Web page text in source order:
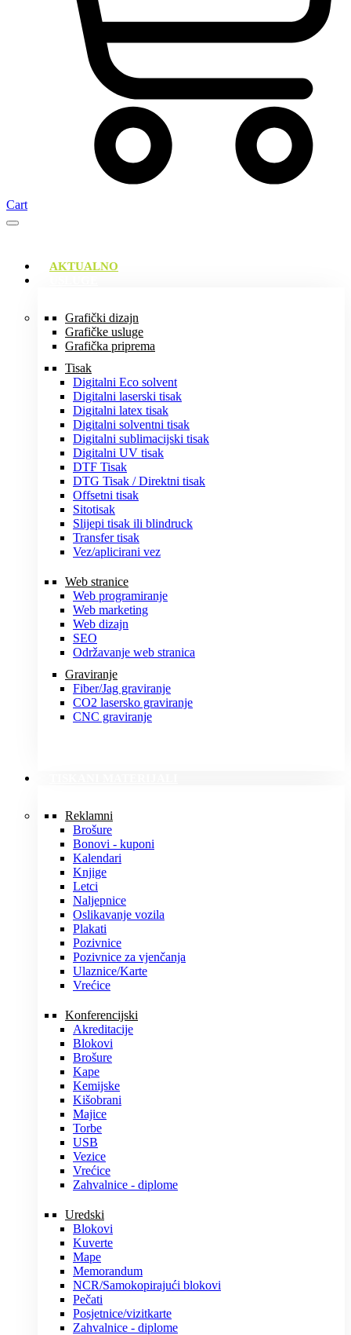
Cart
AKTUALNO
Grafički dizajn
Grafičke usluge
Grafička priprema
Tisak
Digitalni Eco solvent
Digitalni laserski tisak
Digitalni latex tisak
Digitalni solventni tisak
Digitalni sublimacijski tisak
Digitalni UV tisak
DTF Tisak
DTG Tisak / Direktni tisak
Offsetni tisak
Sitotisak
Slijepi tisak ili blindruck
Transfer tisak
Vez/aplicirani vez
Web stranice
Web programiranje
Web marketing
Web dizajn
SEO
Održavanje web stranica
Graviranje
Fiber/Jag graviranje
CO2 lasersko graviranje
CNC graviranje
Reklamni
Brošure
Bonovi - kuponi
Kalendari
Knjige
Letci
Naljepnice
Oslikavanje vozila
Plakati
Pozivnice
Pozivnice za vjenčanja
Ulaznice/Karte
Vrećice
Konferencijski
Akreditacije
Blokovi
Brošure
Kape
Kemijske
Kišobrani
Majice
Torbe
USB
Vezice
Vrećice
Zahvalnice - diplome
Uredski
Blokovi
Kuverte
Mape
Memorandum
NCR/Samokopirajući blokovi
Pečati
Posjetnice/vizitkarte
Zahvalnice - diplome